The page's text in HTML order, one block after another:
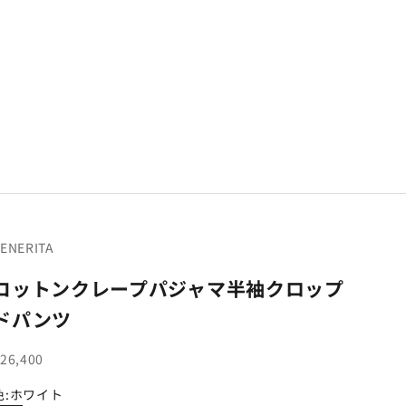
ットンクレープパジャマ半袖クロップ
パンツ
ル価格
:ホワイト